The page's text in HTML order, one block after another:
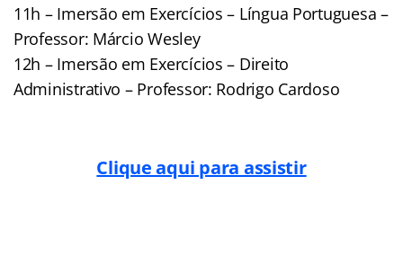
11h – Imersão em Exercícios – Língua Portuguesa –
Professor: Márcio Wesley
12h – Imersão em Exercícios – Direito
Administrativo – Professor: Rodrigo Cardoso
Clique aqui para assistir